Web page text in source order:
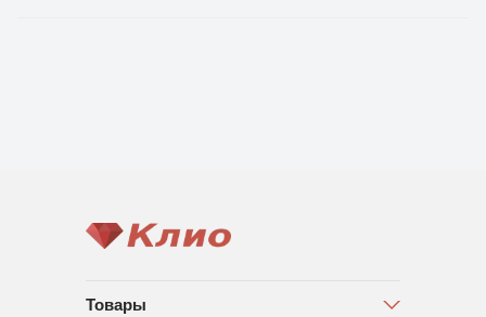
Товары